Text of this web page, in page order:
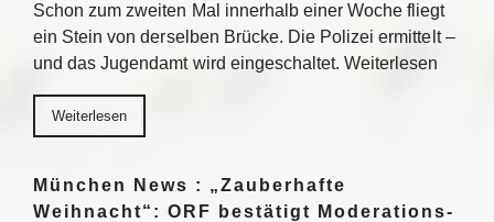
Schon zum zweiten Mal innerhalb einer Woche fliegt
ein Stein von derselben Brücke. Die Polizei ermittelt –
und das Jugendamt wird eingeschaltet. Weiterlesen
Weiterlesen
München News : „Zauberhafte
Weihnacht“: ORF bestätigt Moderations-